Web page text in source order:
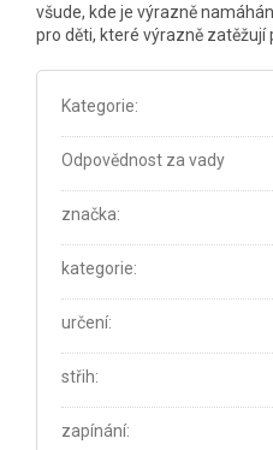
všude, kde je výrazně
pro děti, které výrazně zatěžují
Kategorie:
Odpovědnost za vady
značka:
kategorie:
určení:
střih:
zapínání: